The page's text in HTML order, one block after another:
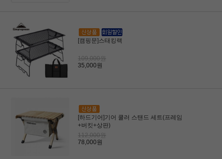
[캠핑문]스태킹랙
109,000원
35,000원
[하드기어]기어 쿨러 스탠드 세트(프레임
+버킷+상판)
112,000원
78,000원